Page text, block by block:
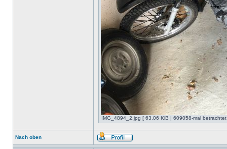
IMG_4894_2.jpg [ 63.06 KiB | 609058-mal
Nach oben